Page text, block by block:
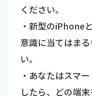
ください。
・新型のiPhone
意識に当てはま
い。
・あなたはスマ
したら、どの端